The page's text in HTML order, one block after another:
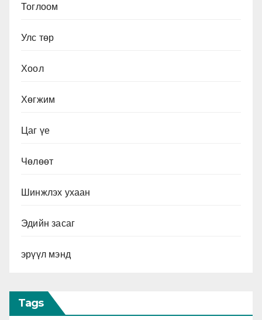
Тоглоом
Улс төр
Хоол
Хөгжим
Цаг үе
Чөлөөт
Шинжлэх ухаан
Эдийн засаг
эрүүл мэнд
Tags